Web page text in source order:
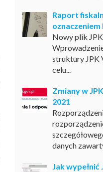
Raport
oznaczeniem
Nowy plik
struktury JPK
celu...
Zmiany w
2021
danych
Jak wypełnić